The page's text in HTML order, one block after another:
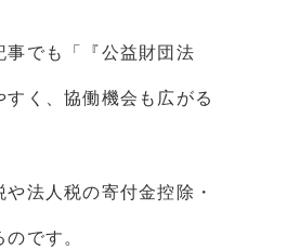
事でも「『公益財団法
く、協働機会も広がる
法人税の寄付金控除・
です。